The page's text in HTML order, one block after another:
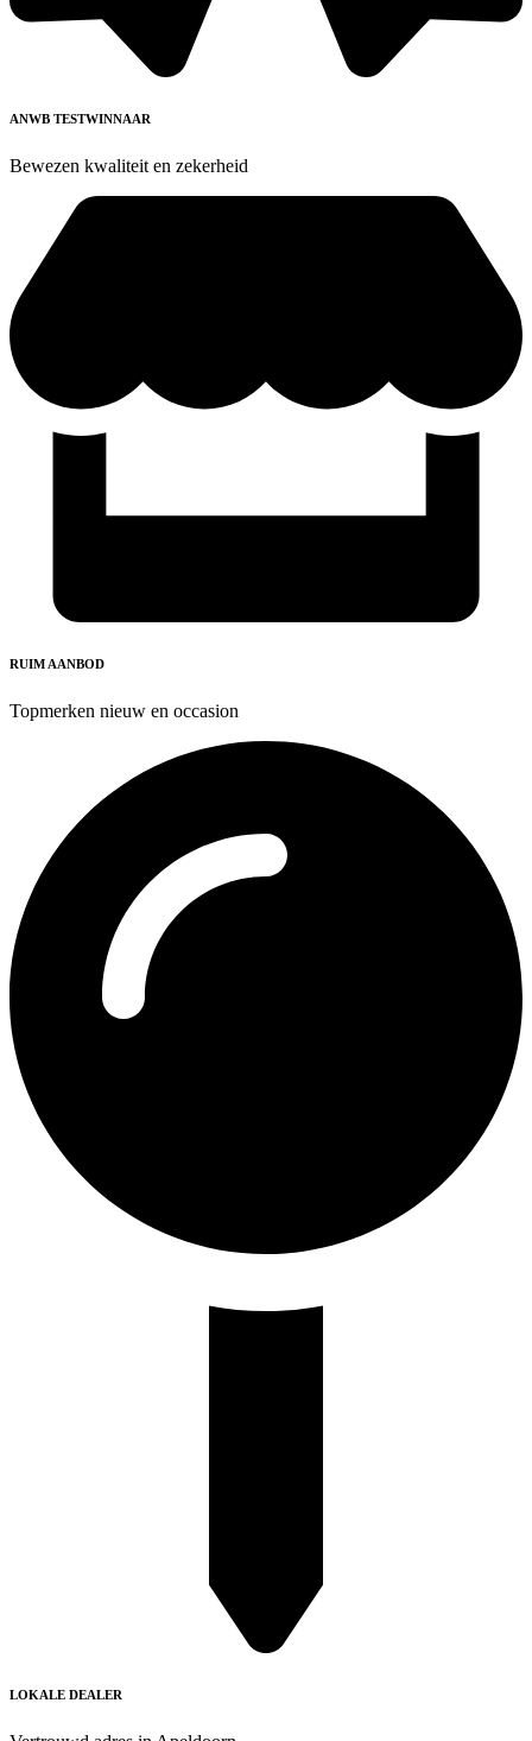
ANWB TESTWINNAAR
Bewezen kwaliteit en zekerheid
RUIM AANBOD
Topmerken nieuw en occasion
LOKALE DEALER